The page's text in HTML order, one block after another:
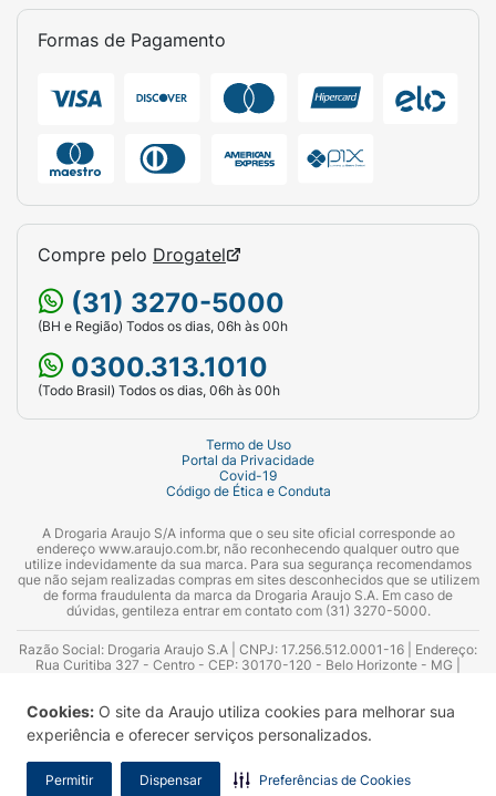
Cookies: O site da Araujo utiliza cookies para melhorar sua
experiência e oferecer serviços personalizados.
Permitir Dispensar Preferências de Cookies
Formas de Pagamento
Compre pelo Drogatel
(31) 3270-5000
(BH e Região) Todos os dias, 06h às 00h
0300.313.1010
(Todo Brasil) Todos os dias, 06h às 00h
Termo de Uso
Portal da Privacidade
Covid-19
Código de Ética e Conduta
A Drogaria Araujo S/A informa que o seu site oficial corresponde ao
endereço www.araujo.com.br, não reconhecendo qualquer outro que
utilize indevidamente da sua marca. Para sua segurança recomendamos
que não sejam realizadas compras em sites desconhecidos que se utilizem
de forma fraudulenta da marca da Drogaria Araujo S.A. Em caso de
dúvidas, gentileza entrar em contato com (31) 3270-5000.
Razão Social: Drogaria Araujo S.A | CNPJ: 17.256.512.0001-16 | Endereço:
Rua Curitiba 327 - Centro - CEP: 30170-120 - Belo Horizonte - MG |
Azevedo Guimarães – CRF 10.965 | Yasmin Silva Alvarenga – CRF 52.584 -
Consultor substituto: Thiago Aguiar Pinheiro - CRF Nº 13.748. Alvará
Sanitário: 2025020713 | Autorização de Funcionamento da Empresa (AFE):